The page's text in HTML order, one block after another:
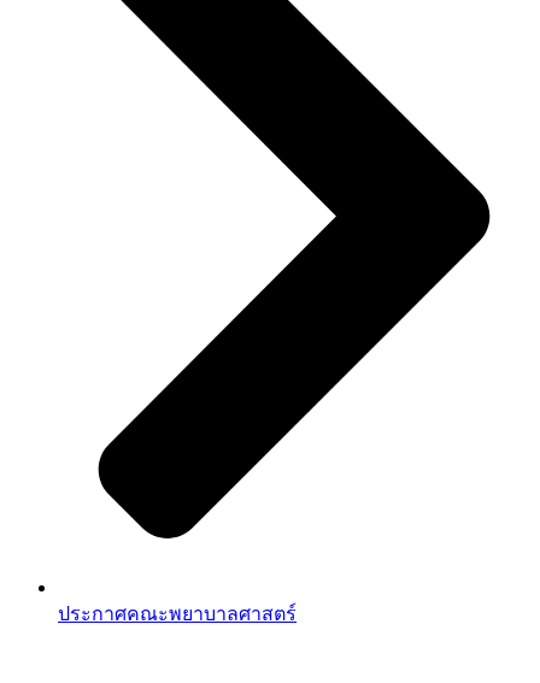
ประกาศคณะพยาบาลศาสตร์